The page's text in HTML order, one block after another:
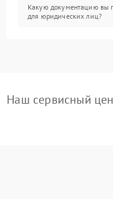
Какую документацию вы
для юридических лиц?
Наш сервисный